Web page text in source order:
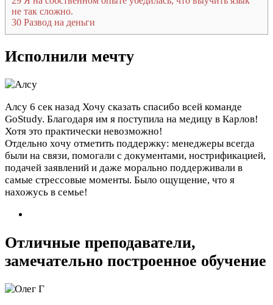
не так сложно.
30 Развод на деньги
Исполнили мечту
Алсу 6 сек назад Хочу сказать спасибо всей команде
GoStudy. Благодаря им я поступила на медицу в Карлов!
Хотя это практически невозможно!
Отдельно хочу отметить поддержку: менеджеры всегда
были на связи, помогали с документами, нострификацией,
подачей заявлений и даже морально поддерживали в
самые стрессовые моменты. Было ощущение, что я
нахожусь в семье!
Отличные преподаватели,
замечательно построенное обучение